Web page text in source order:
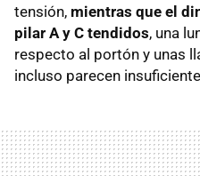
tensión, mientras que el
pilar A y C tendidos, una
respecto al portón y unas
incluso parecen